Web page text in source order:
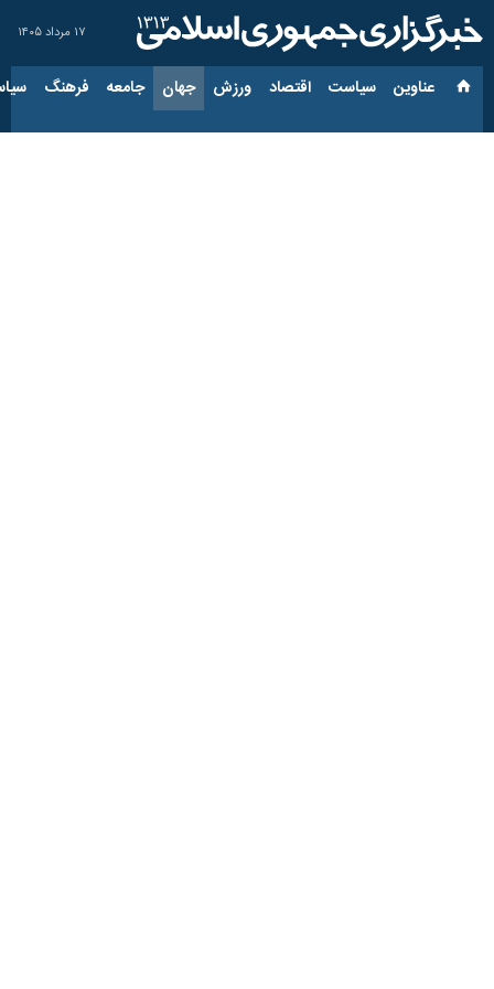
۱۷ مرداد ۱۴۰۵
عناوین‌ سیاست اقتصاد ورزش جهان جامعه فرهنگ